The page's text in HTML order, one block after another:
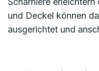
und Deckel können
ausgerichtet und